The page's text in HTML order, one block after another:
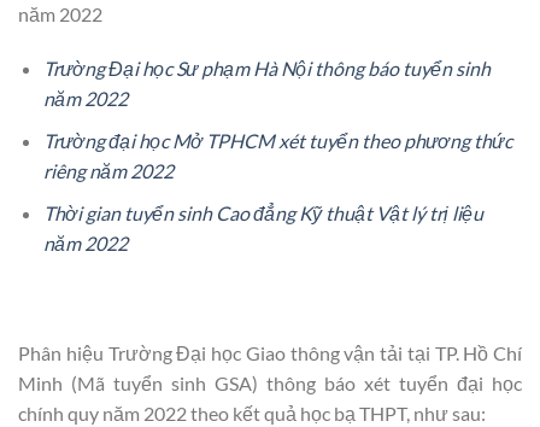
năm 2022
Trường Đại học Sư phạm Hà Nội thông báo tuyển sinh
năm 2022
Trường đại học Mở TPHCM xét tuyển theo phương thức
riêng năm 2022
Thời gian tuyển sinh Cao đẳng Kỹ thuật Vật lý trị liệu
năm 2022
Phân hiệu Trường Đại học Giao thông vận tải tại TP. Hồ Chí
Minh (Mã tuyển sinh GSA) thông báo xét tuyển đại học
chính quy năm 2022 theo kết quả học bạ THPT, như sau: